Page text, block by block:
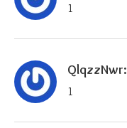
1
QlqzzNwr:
1